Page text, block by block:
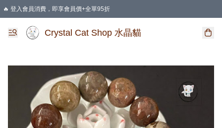
🔥 登入會員消費，即享會員價+全單95折
🛍️ 購物滿HKD 400 即享免運費優惠
Crystal Cat Shop 水晶貓